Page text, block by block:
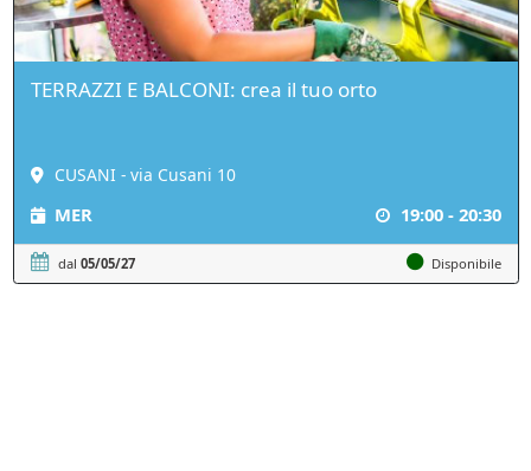
TERRAZZI E BALCONI: crea il tuo orto
CUSANI - via Cusani 10
MER 19:00 - 20:30
dal 05/05/27 Disponibile